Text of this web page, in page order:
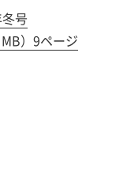
号
MB）9ページ